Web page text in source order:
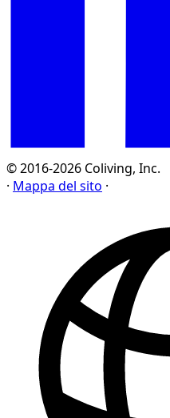
© 2016-2026 Coliving, Inc.
· Mappa del sito ·